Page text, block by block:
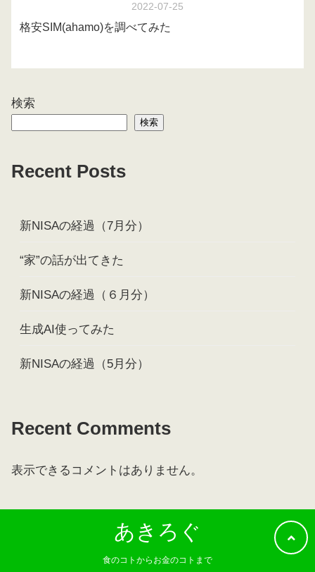
2022-07-25
格安SIM(ahamo)を調べてみた
検索
検索
Recent Posts
新NISAの経過（7月分）
“家”の話が出てきた
新NISAの経過（６月分）
生成AI使ってみた
新NISAの経過（5月分）
Recent Comments
表示できるコメントはありません。
あきろぐ
食のコトからお金のコトまで